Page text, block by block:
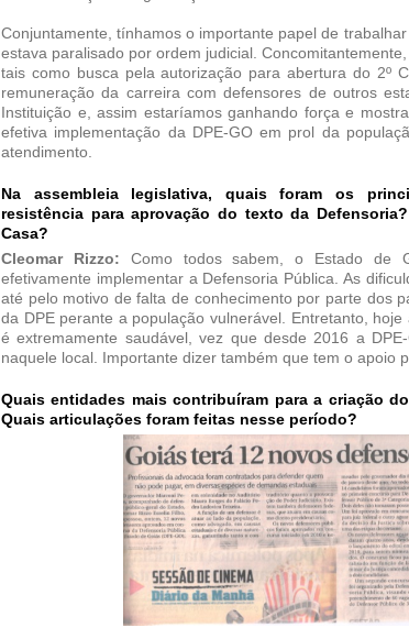
Conjuntamente, tínhamos o importante papel de
estava paralisado por ordem judicial.
tais como busca pela autorização para abertura do 2º
remuneração da carreira com defensores de outros
Instituição e, assim estaríamos ganhando força e
efetiva implementação da DPE-GO em prol da
atendimento.
Na assembleia legislativa, quais foram os
resistência para aprovação do texto da
Casa?
Cleomar Rizzo: Como todos sabem, o Estado de
efetivamente implementar a Defensoria Pública. As
até pelo motivo de falta de conhecimento por parte dos
da DPE perante a população vulnerável. Entretanto,
é extremamente saudável, vez que desde 2016 a
naquele local. Importante dizer também que tem o apoio
Quais entidades mais contribuíram para a criação
Quais articulações foram feitas nesse período?